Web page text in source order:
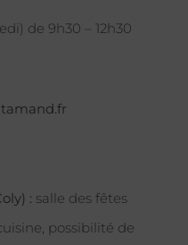
de 9h30 – 12h30
: salle des fêtes
possibilité de